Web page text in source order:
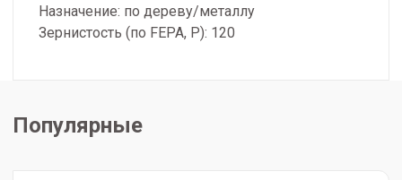
Назначение: по дереву/металлу
Зернистость (по FEPA, P): 120
Популярные